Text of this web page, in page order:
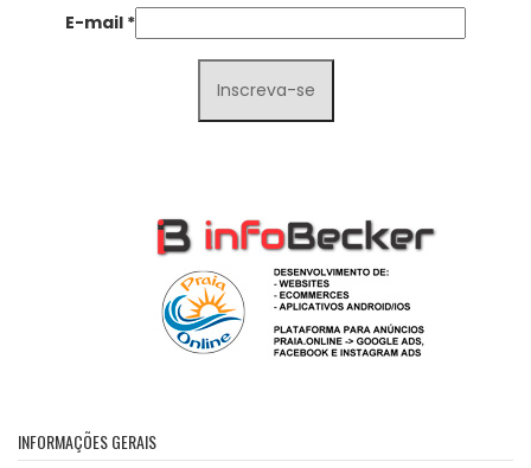
E-mail *
INFORMAÇÕES GERAIS